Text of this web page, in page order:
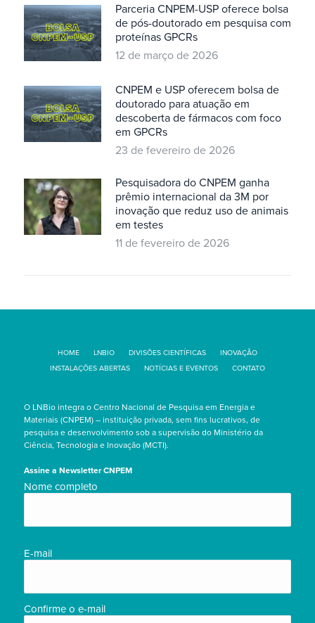
Parceria CNPEM-USP oferece bolsa
de pós-doutorado em pesquisa com
proteínas GPCRs
12 de março de 2026
CNPEM e USP oferecem bolsa de
doutorado para atuação em
descoberta de fármacos com foco
em GPCRs
23 de fevereiro de 2026
Pesquisadora do CNPEM ganha
prêmio internacional da 3M por
inovação que reduz uso de animais
em testes
11 de fevereiro de 2026
HOME LNBIO DIVISÕES CIENTÍFICAS
INOVAÇÃO
INSTALAÇÕES ABERTAS
NOTÍCIAS E EVENTOS CONTATO
O LNBio integra o Centro Nacional de Pesquisa em Energia e
Materiais (CNPEM) – instituição privada, sem fins lucrativos, de
pesquisa e desenvolvimento sob a supervisão do Ministério da
Ciência, Tecnologia e Inovação (MCTI).
Assine a Newsletter CNPEM
Nome
Nome completo
E-
E-mail
Confirme o e-mail